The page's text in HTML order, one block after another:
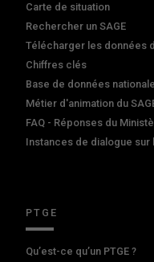
Carte de situation
Rechercher un SAGE
Télécharger les données
Chiffres clés
Base de données
Métier d'animation du
FAQ - Réponses du
Instances de dialogue sur
PTGE
Qu’est-ce qu’un PTGE ?